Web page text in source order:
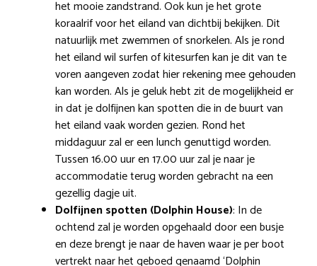
het mooie zandstrand. Ook kun je het grote
koraalrif voor het eiland van dichtbij bekijken. Dit
natuurlijk met zwemmen of snorkelen. Als je rond
het eiland wil surfen of kitesurfen kan je dit van te
voren aangeven zodat hier rekening mee gehouden
kan worden. Als je geluk hebt zit de mogelijkheid er
in dat je dolfijnen kan spotten die in de buurt van
het eiland vaak worden gezien. Rond het
middaguur zal er een lunch genuttigd worden.
Tussen 16.00 uur en 17.00 uur zal je naar je
accommodatie terug worden gebracht na een
gezellig dagje uit.
Dolfijnen spotten (Dolphin House): In de
ochtend zal je worden opgehaald door een busje
en deze brengt je naar de haven waar je per boot
vertrekt naar het geboed genaamd ‘Dolphin